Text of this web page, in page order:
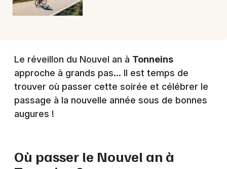
Le réveillon du Nouvel an à Tonneins
approche à grands pas... Il est temps de
trouver où passer cette soirée et célébrer le
passage à la nouvelle année sous de bonnes
augures !
Où passer le Nouvel an à